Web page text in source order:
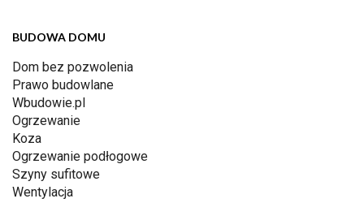
BUDOWA DOMU
Dom bez pozwolenia
Prawo budowlane
Wbudowie.pl
Ogrzewanie
Koza
Ogrzewanie podłogowe
Szyny sufitowe
Wentylacja